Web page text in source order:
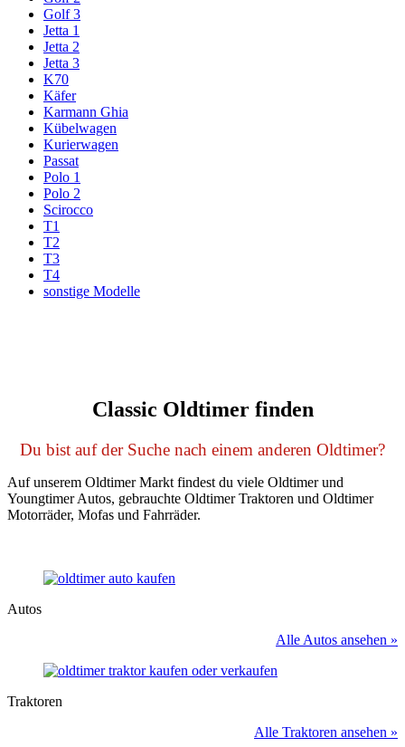
Golf 3
Jetta 1
Jetta 2
Jetta 3
K70
Käfer
Karmann Ghia
Kübelwagen
Kurierwagen
Passat
Polo 1
Polo 2
Scirocco
T1
T2
T3
T4
sonstige Modelle
Classic Oldtimer finden
Du bist auf der Suche nach einem anderen Oldtimer?
Auf unserem Oldtimer Markt findest du viele Oldtimer und
Youngtimer Autos, gebrauchte Oldtimer Traktoren und Oldtimer
Motorräder, Mofas und Fahrräder.
Autos
Alle Autos ansehen »
Traktoren
Alle Traktoren ansehen »